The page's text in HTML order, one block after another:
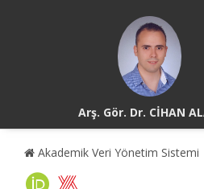
Arş. Gör. Dr. CİHAN
Akademik Veri Yönetim Sistemi